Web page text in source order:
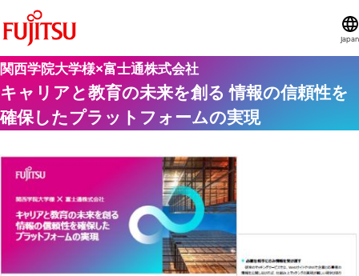
Japan
関西学院大学様×富士通株式会社
キャリアと教育の未来を創る 情報の信頼性を
確保したプラットフォームの実現